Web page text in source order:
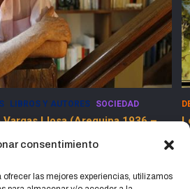
consentimiento
ofrecer las mejores experiencias, utilizamos
SOCIEDAD
Flamenca
Martinez Jorge